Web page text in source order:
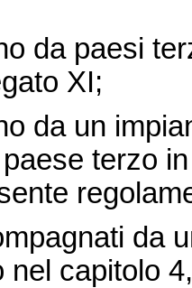
da paesi
XI;
da un
terzo
da
nel capitolo